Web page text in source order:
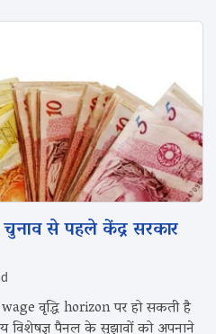
से पहले केंद्र सरकार
वृद्धि horizon पर हो सकती है